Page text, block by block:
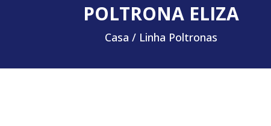
POLTRONA ELIZA
Casa / Linha Poltronas